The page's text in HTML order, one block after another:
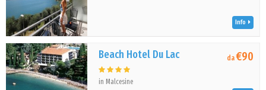
Info
Beach Hotel Du Lac
in Malcesine
da€90